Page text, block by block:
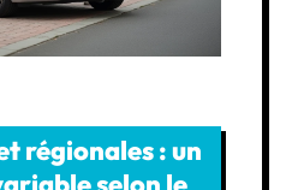
régionales : un